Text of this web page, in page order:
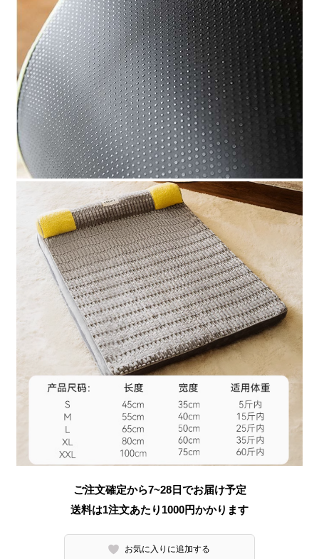
ご注文確定から7~28日でお届け予定
送料は1注文あたり 1000円かかります
お気に入りに追加する